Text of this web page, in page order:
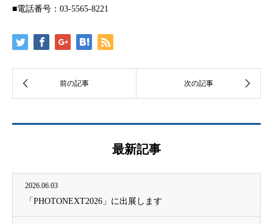
■電話番号：03-5565-8221
最新記事
2026.06.03
「PHOTONEXT2026」に出展します